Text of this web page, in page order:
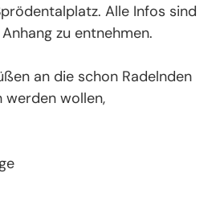
Alle Infos sind
zu entnehmen.
an die schon Radelnden
werden wollen,